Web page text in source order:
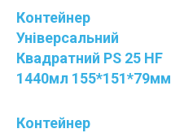
Контейнер
Універсальний
Квадратний PS 25 HF
1440мл 155*151*79мм
Контейнер